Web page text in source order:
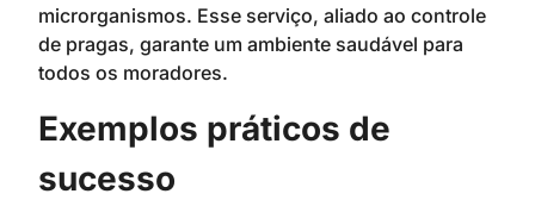
microrganismos. Esse serviço, aliado ao controle
de pragas, garante um ambiente saudável para
todos os moradores.
Exemplos práticos de
sucesso